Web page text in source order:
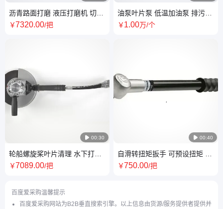
沥青路面打磨 液压打磨机 切割
机 转速5500rpm 市政维护
￥7320.00/把
 00:30
轮船螺旋桨叶片清理 水下打磨
机 适用于潮湿环境 船体海生物
￥7089.00/把
油泵叶片泵 低温加油泵 排污自
吸式滑片泵 alfonshaar
￥1.00万/个
 00:40
自滑转扭矩扳手 可预设扭矩 内
置棘轮功能 吉多瑞
￥750.00/把
百度爱采购温馨提示
百度爱采购网站为B2B垂直搜索引擎。以上信息由货源/服务提供者提供并